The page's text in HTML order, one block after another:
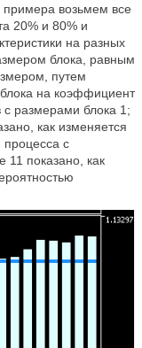
примера возьмем все
20% и 80% и
на разных
блока, равным
путем
на коэффициент
размерами блока 1;
как изменяется
процесса с
11 показано, как